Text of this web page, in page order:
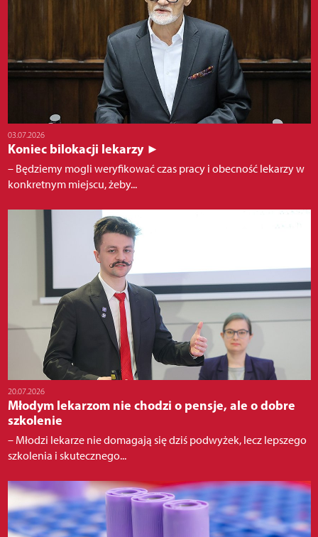
03.07.2026
Koniec bilokacji lekarzy ►
– Będziemy mogli weryfikować czas pracy i obecność lekarzy w
konkretnym miejscu, żeby...
20.07.2026
Młodym lekarzom nie chodzi o pensje, ale o dobre
szkolenie
– Młodzi lekarze nie domagają się dziś podwyżek, lecz lepszego
szkolenia i skutecznego...